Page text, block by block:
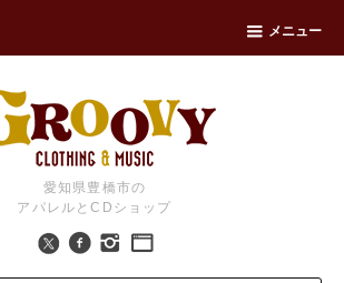
メニュー
愛知県豊橋市の
アパレルとCDショップ